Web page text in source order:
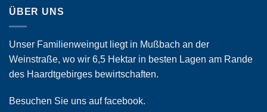
ÜBER UNS
Unser Familienweingut liegt in Mußbach an der
Weinstraße, wo wir 6,5 Hektar in besten Lagen am Rande
des Haardtgebirges bewirtschaften.
Besuchen Sie uns auf facebook.